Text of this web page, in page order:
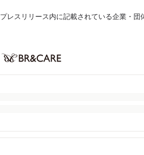
スリリース内に記載されている企業・団